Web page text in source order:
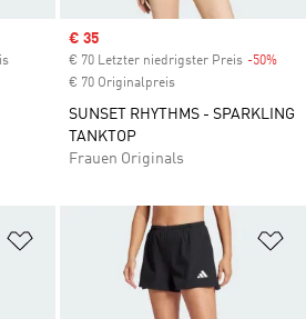
Sale price
€ 35
€ 70 Letzter niedrigster Preis -50%
€ 70 Originalpreis
SUNSET RHYTHMS - SPARKLING
TANKTOP
Frauen Originals
Zur Wunschliste hinzufügen